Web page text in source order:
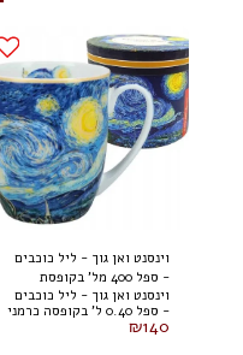
וינסנט ואן גוך - ליל כוכבים
- ספל 400 מל' בקופסת
קרטון כרמני
וינסנט ואן גוך - ליל כוכבים
- ספל 0.40 ל' בקופסה כרמני
₪140